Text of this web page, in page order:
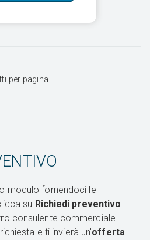
per pagina
modulo fornendoci le
su Richiedi preventivo.
consulente commerciale
e ti invierà un'offerta